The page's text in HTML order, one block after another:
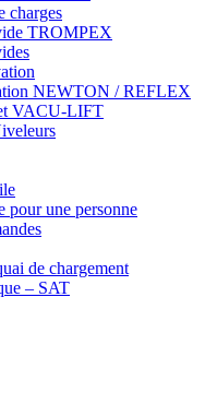
charges
TROMPEX
NEWTON / REFLEX
VACU-LIFT
pour une personne
de chargement
– SAT